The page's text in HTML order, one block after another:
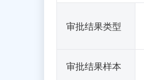
审批结果类型
审批结果样本